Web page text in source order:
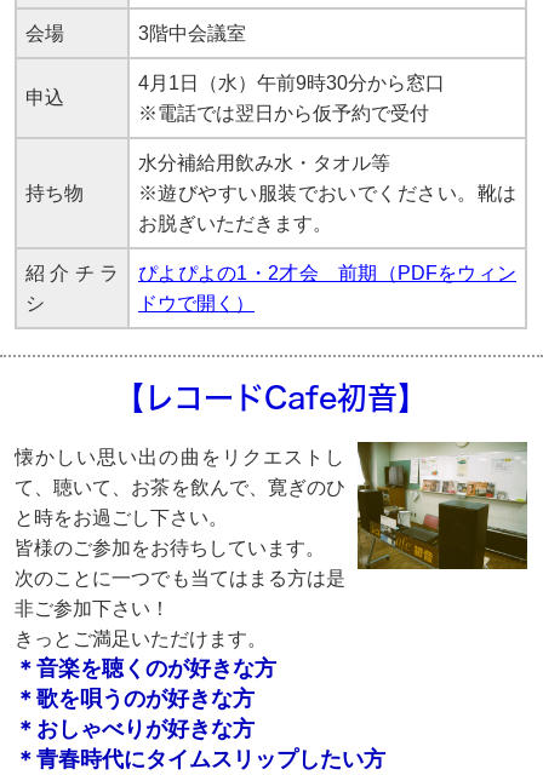
会場 3階中会議室
申込
4月1日（水）午前9時30分から窓口
※電話では翌日から仮予約で受付
持ち物
水分補給用飲み水・タオル等
※遊びやすい服装でおいでください。靴は
お脱ぎいただきます。
紹介チラ
シ
ぴよぴよの1・2才会 前期（PDFをウィン
ドウで開く）
【レコードCafe初音】
懐かしい思い出の曲をリクエストし
て、聴いて、お茶を飲んで、寛ぎのひ
と時をお過ごし下さい。
皆様のご参加をお待ちしています。
次のことに一つでも当てはまる方は是
非ご参加下さい！
きっとご満足いただけます。
＊音楽を聴くのが好きな方
＊歌を唄うのが好きな方
＊おしゃべりが好きな方
＊青春時代にタイムスリップしたい方